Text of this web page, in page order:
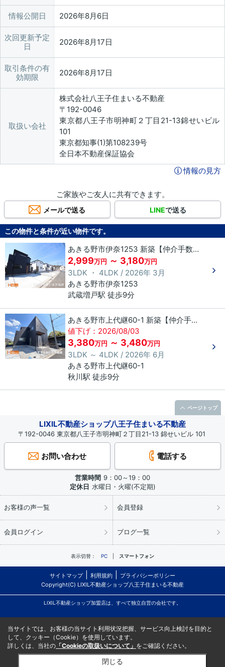
情報公開日 2026年8月6日
次回更新予定
日
2026年8月17日
取引条件の有
効期限
2026年8月17日
取扱い会社
株式会社八王子住まいる不動産
〒192-0046
東京都八王子市明神町２丁目21-13錦せいビル
101
東京都知事(1)第108239号
全日本不動産保証協会
情報の見方
ご家族やご友人に共有できます。
メールで送る LINEで送る
この物件と条件が近い物件です。
あきる野市伊奈1253 新築【仲介手数料無料】
2,999万円 ～ 3,180万円
3LDK ・ 4LDK / 2026年 3月
あきる野市伊奈1253
武蔵増戸駅 徒歩9分
あきる野市上代継60-1 新築【仲介手数料無料】
値下げ：2026/08/03
3,380万円 ～ 3,480万円
3LDK ～ 4LDK / 2026年 6月
あきる野市上代継60-1
秋川駅 徒歩9分
LIXIL不動産ショップ八王子住まいる不動産
〒192-0046 東京都八王子市明神町２丁目21-13 錦せいビル 101
お問い合わせ 電話する
営業時間 9：00～19：00
定休日 水曜日・火曜(不定期)
お客様の声一覧 会員登録
会員ログイン ブログ一覧
表示切替： PC スマートフォン
サイトマップ 利用規約
プライバシーポリシー
Copyright(C) LIXIL不動産ショップ八王子住まいる不動産
LIXIL不動産ショップ加盟店は、すべて独立自営の会社です。
ページトップ
当サイトでは、お客様の当サイト利用状況把握、サービス向上検討を目的と
して、クッキー（Cookie）を使用しています。
詳しくは、当社の 「Cookieの取扱いについて」 をご確認ください。
閉じる